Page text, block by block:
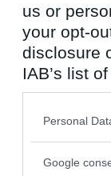
us or
your opt-
disclosure
IAB’s list
also be
Please
Personal
Google
8710
eva-leva
hund